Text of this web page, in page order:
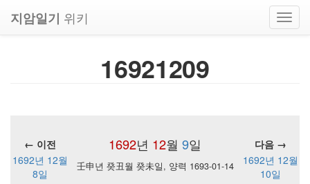
지암일기 위키
16921209
1692년 12월 9일
← 이전
다음 →
1692년 12월
8일
壬申년 癸丑월 癸未일, 양력 1693-01-14
1692년 12월
10일